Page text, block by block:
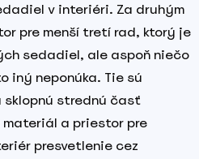
v interiéri. Za druhým
pre menší tretí rad, ktorý je
sedadiel, ale aspoň niečo
iný neponúka. Tie sú
sklopnú strednú časť
a priestor pre
presvetlenie cez